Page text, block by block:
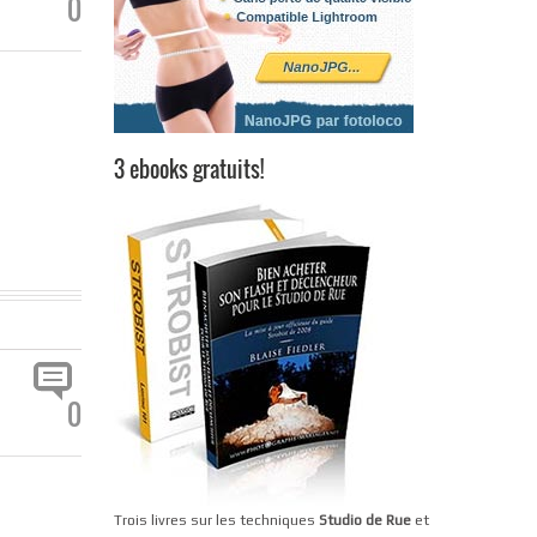
0
0
3 ebooks gratuits!
Trois livres sur les techniques Studio de Rueet